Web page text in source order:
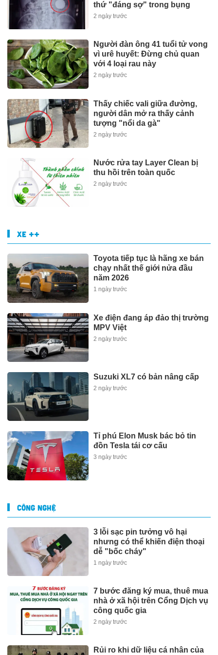
thứ "đáng sợ" trong bụng
2 ngày trước
Người đàn ông 41 tuổi tử vong
vì urê huyết: Đừng chủ quan
với 4 loại rau này
2 ngày trước
Thấy chiếc vali giữa đường,
người dân mở ra thấy cảnh
tượng "nổi da gà"
2 ngày trước
Nước rửa tay Layer Clean bị
thu hồi trên toàn quốc
2 ngày trước
XE ++
Toyota tiếp tục là hãng xe bán
chạy nhất thế giới nửa đầu
năm 2026
1 ngày trước
Xe điện đang áp đảo thị trường
MPV Việt
2 ngày trước
Suzuki XL7 có bản nâng cấp
2 ngày trước
Tỉ phú Elon Musk bác bỏ tin
đồn Tesla tái cơ cấu
3 ngày trước
CÔNG NGHỆ
3 lỗi sạc pin tưởng vô hại
nhưng có thể khiến điện thoại
dễ "bốc cháy"
1 ngày trước
7 bước đăng ký mua, thuê mua
nhà ở xã hội trên Cổng Dịch vụ
công quốc gia
2 ngày trước
Rủi ro khi dữ liệu cá nhân của